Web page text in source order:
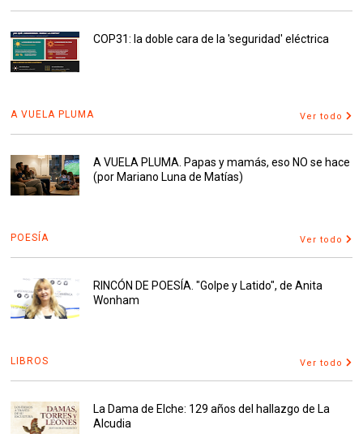
COP31: la doble cara de la 'seguridad' eléctrica
A VUELA PLUMA Ver todo
A VUELA PLUMA. Papas y mamás, eso NO se hace
(por Mariano Luna de Matías)
POESÍA Ver todo
RINCÓN DE POESÍA. "Golpe y Latido", de Anita
Wonham
LIBROS Ver todo
La Dama de Elche: 129 años del hallazgo de La
Alcudia